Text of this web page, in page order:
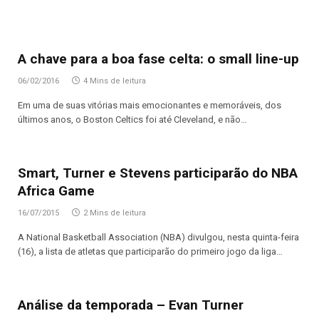
A chave para a boa fase celta: o small line-up
06/02/2016 4 Mins de leitura
Em uma de suas vitórias mais emocionantes e memoráveis, dos
últimos anos, o Boston Celtics foi até Cleveland, e não…
Smart, Turner e Stevens participarão do NBA
Africa Game
16/07/2015 2 Mins de leitura
A National Basketball Association (NBA) divulgou, nesta quinta-feira
(16), a lista de atletas que participarão do primeiro jogo da liga…
Análise da temporada – Evan Turner